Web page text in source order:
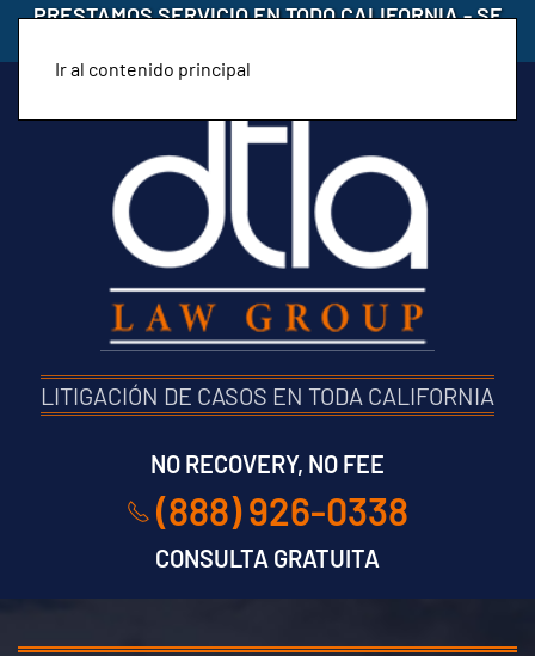
Ir al contenido principal
PRESTAMOS SERVICIO EN TODO CALIFORNIA-SE
LITIGACIÓN DE CASOS EN TODA CALIFORNIA
NO RECOVERY, NO FEE
(888) 926-0338
CONSULTA GRATUITA